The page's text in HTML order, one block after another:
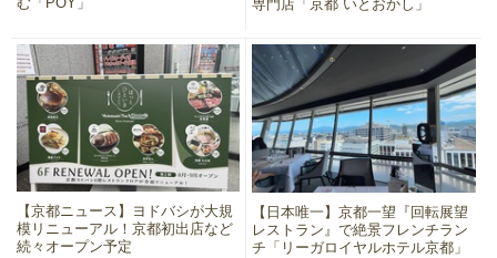
専門店「京都 いとおかし」
【京都ニュース】ヨドバシが大規
模リニューアル！京都初出店など
続々オープン予定
【日本唯一】京都一望『回転展望
レストラン』で絶景フレンチラン
チ「リーガロイヤルホテル京都」